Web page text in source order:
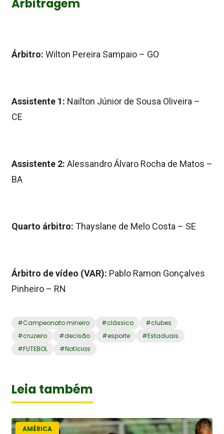
Arbitragem
Árbitro: Wilton Pereira Sampaio – GO
Assistente 1: Nailton Júnior de Sousa Oliveira –
CE
Assistente 2: Alessandro Álvaro Rocha de Matos –
BA
Quarto árbitro: Thayslane de Melo Costa – SE
Árbitro de vídeo (VAR): Pablo Ramon Gonçalves
Pinheiro – RN
#Campeonato mineiro #clássico #clubes
#cruzeiro #decisão #esporte #Estaduais
#FUTEBOL #Notícias
Leia também
AMÉRICA